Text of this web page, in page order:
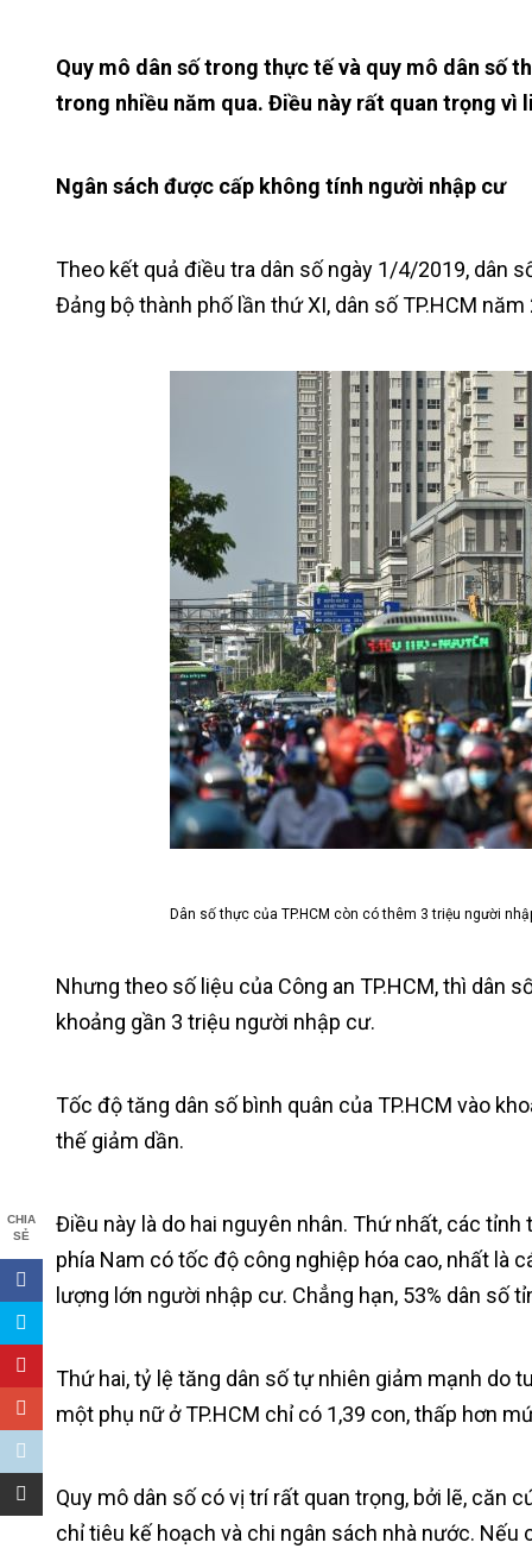
CHIA
SẺ
Quy mô dân số trong thực tế và quy mô dân số
trong nhiều năm qua. Điều này rất quan trọng
Ngân sách được cấp không tính người nhập cư
Theo kết quả điều tra dân số ngày 1/4/2019, dân
Đảng bộ thành phố lần thứ XI, dân số TP.HCM
Dân số thực của TP.HCM còn có thêm 3 triệu người
Nhưng theo số liệu của Công an TP.HCM, thì dân
khoảng gần 3 triệu người nhập cư.
Tốc độ tăng dân số bình quân của TP.HCM vào
thế giảm dần.
Điều này là do hai nguyên nhân. Thứ nhất, các
phía Nam có tốc độ công nghiệp hóa cao, nhất là
lượng lớn người nhập cư. Chẳng hạn, 53% dân số
Thứ hai, tỷ lệ tăng dân số tự nhiên giảm mạnh do
một phụ nữ ở TP.HCM chỉ có 1,39 con, thấp hơn
Quy mô dân số có vị trí rất quan trọng, bởi lẽ, căn
chỉ tiêu kế hoạch và chi ngân sách nhà nước.